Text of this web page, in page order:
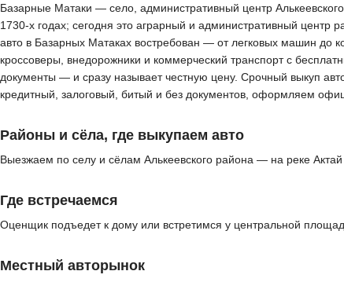
Базарные Матаки — село, административный центр
1730-х годах; сегодня это аграрный и административный
авто в Базарных Матаках востребован — от легковых машин до
кроссоверы, внедорожники и коммерческий транспорт с
документы — и сразу называет честную цену. Срочный выкуп
кредитный, залоговый, битый и без документов, оформляем
Районы и сёла, где выкупаем авто
Выезжаем по селу и сёлам Алькеевского района — на реке Актай
Где встречаемся
Оценщик подъедет к дому или встретимся у центральной
Местный авторынок